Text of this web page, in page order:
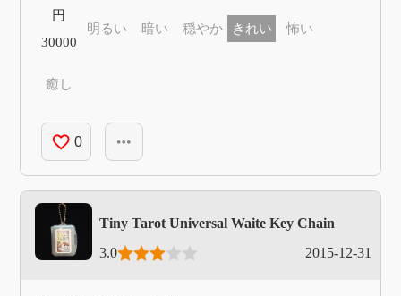
円
30000
明るい 暗い 穏やか きれい 怖い
癒し
favorite_border 0 more_horiz
Tiny Tarot Universal Waite Key Chain
3.0
2015-12-31